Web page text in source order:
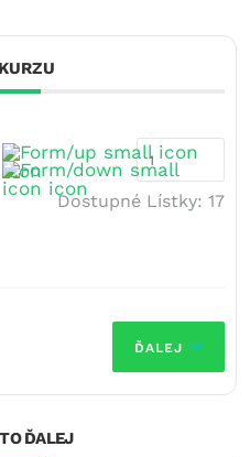
Dostupné Lístky: 17
ĎALEJ
ĎALEJ